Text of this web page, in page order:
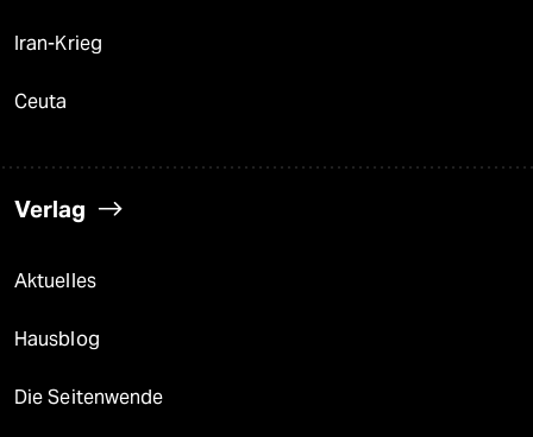
Iran-Krieg
Ceuta
Verlag
Aktuelles
Hausblog
Die Seitenwende